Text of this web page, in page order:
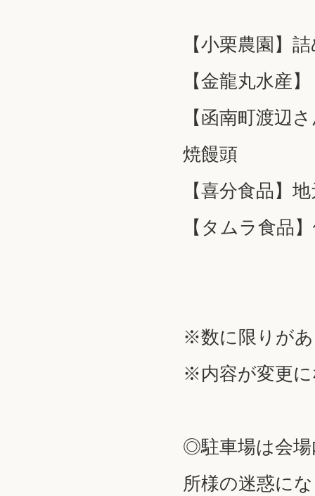
【小栗農園】
【金龍丸水産
【函南町渡辺
焼饅頭
【喜分食品】
【タムラ食品
※数に限りが
※内容が変更
◎駐車場は会場
所様の迷惑に